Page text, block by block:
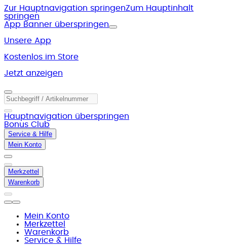
Zur Hauptnavigation springenZum Hauptinhalt
springen
App Banner überspringen
Unsere App
Kostenlos im Store
Jetzt anzeigen
Hauptnavigation überspringen
Bonus Club
Service & Hilfe
Mein Konto
Merkzettel
Warenkorb
Mein Konto
Merkzettel
Warenkorb
Service & Hilfe